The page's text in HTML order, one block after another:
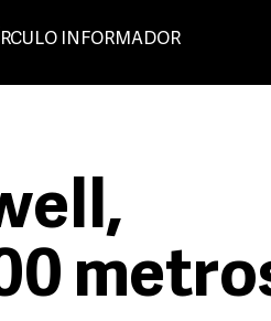
INFORMADOR